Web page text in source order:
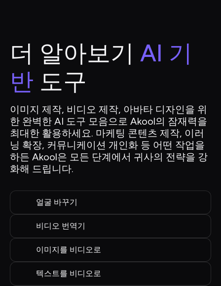
더 알아보기 AI 기
반 도구
이미지 제작, 비디오 제작, 아바타 디자인을 위
한 완벽한 AI 도구 모음으로 Akool의 잠재력을
최대한 활용하세요. 마케팅 콘텐츠 제작, 이러
닝 확장, 커뮤니케이션 개인화 등 어떤 작업을
하든 Akool은 모든 단계에서 귀사의 전략을 강
화해 드립니다.
얼굴 바꾸기
비디오 번역기
이미지를 비디오로
텍스트를 비디오로